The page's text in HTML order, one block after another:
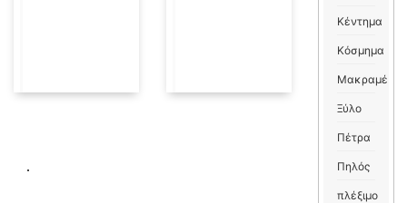
Κέντημα
Κόσμημα
Μακραμέ
Ξύλο
Πέτρα
Πηλός
πλέξιμο